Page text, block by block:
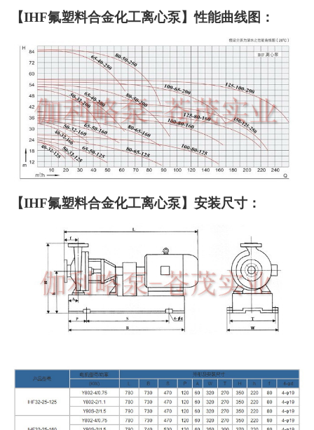
【IHF氟塑料合金化工离心泵】性能曲线图：
【IHF氟塑料合金化工离心泵】安装尺寸：